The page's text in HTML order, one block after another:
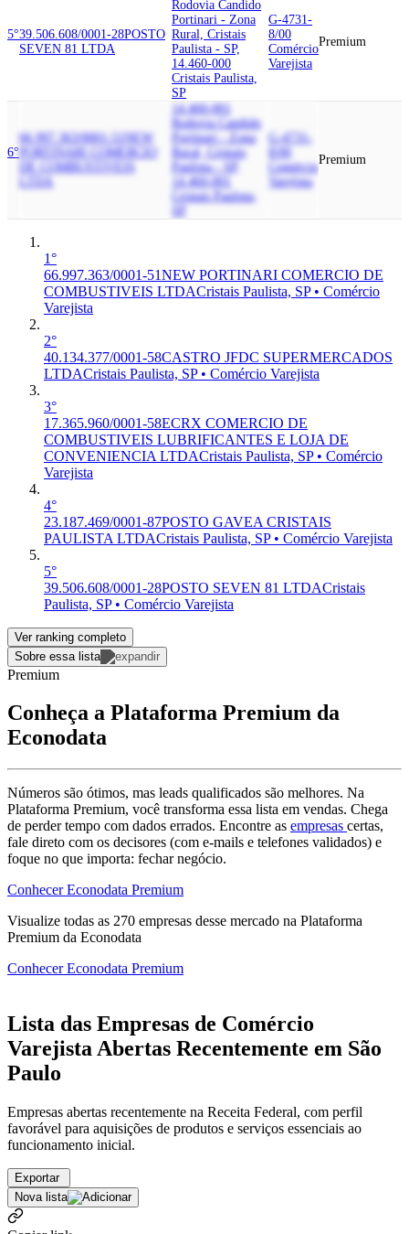
5°39.506.608/0001-28POSTO
SEVEN 81 LTDA
Rodovia Candido
Portinari - Zona
Rural, Cristais
Paulista - SP,
14.460-000
Cristais Paulista,
SP
G-4731-
8/00
Comércio
Varejista
Premium
6°
66.997.363/0001-51NEW
PORTINARI COMERCIO
DE COMBUSTIVEIS
LTDA
14.460-001
Rodovia Candido
Portinari - Zona
Rural, Cristais
Paulista - SP,
14.460-001
Cristais Paulista,
G-4731-
8/00
Comércio
Varejista
Premium
1°
66.997.363/0001-51NEW PORTINARI COMERCIO DE
COMBUSTIVEIS LTDACristais Paulista, SP • Comércio
Varejista
2°
40.134.377/0001-58CASTRO JFDC SUPERMERCADOS
LTDACristais Paulista, SP • Comércio Varejista
3°
17.365.960/0001-58ECRX COMERCIO DE
COMBUSTIVEIS LUBRIFICANTES E LOJA DE
CONVENIENCIA LTDACristais Paulista, SP • Comércio
Varejista
4°
23.187.469/0001-87POSTO GAVEA CRISTAIS
PAULISTA LTDACristais Paulista, SP • Comércio Varejista
5°
39.506.608/0001-28POSTO SEVEN 81 LTDACristais
Paulista, SP • Comércio Varejista
Ver ranking completo
Sobre essa lista
Premium
Conheça a Plataforma Premium da
Econodata
Números são ótimos, mas leads qualificados são melhores. Na
Plataforma Premium, você transforma essa lista em vendas. Chega
de perder tempo com dados errados. Encontre as empresas certas,
fale direto com os decisores (com e-mails e telefones validados) e
foque no que importa: fechar negócio.
Conhecer Econodata Premium
Visualize todas as 270 empresas desse mercado na Plataforma
Premium da Econodata
Conhecer Econodata Premium
Lista das Empresas de Comércio
Varejista Abertas Recentemente em São
Paulo
Empresas abertas recentemente na Receita Federal, com perfil
favorável para aquisições de produtos e serviços essenciais ao
funcionamento inicial.
Exportar
Nova lista